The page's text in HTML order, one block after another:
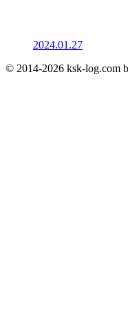
2024.01.27
© 2014-2026 ksk-log.com